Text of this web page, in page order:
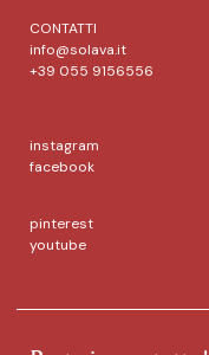
CONTATTI
info@solava.it
+39 055 9156556
instagram
facebook
pinterest
youtube